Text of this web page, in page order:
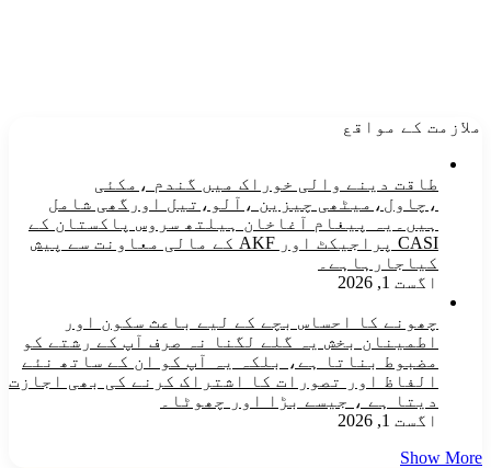
ملازمت کے مواقع
طاقت دینے والی خوراک میں گندم ،مکئی
،چاول،میٹھی چیزین ،آلو،تیل اورگھی شامل
ہیں۔یہ پیغام آغاخان ہیلتھ سروس پاکستان کے
CASI پراجیکٹ اور AKF کے مالی معاونت سے پیش
کیاجارہاہے۔
اگست 1, 2026
چھونے کا احساس بچے کے لیے باعث سکون اور
اطمینان بخش یہ گلے لگنا نہ صرف آپ کے رشتے کو
مضبوط بناتا ہے، بلکہ یہ آپ کو ان کے ساتھ نئے
الفاظ اور تصورات کا اشتراک کرنے کی بھی اجازت
دیتا ہے ، جیسے بڑا اور چھوٹا۔
اگست 1, 2026
Show More